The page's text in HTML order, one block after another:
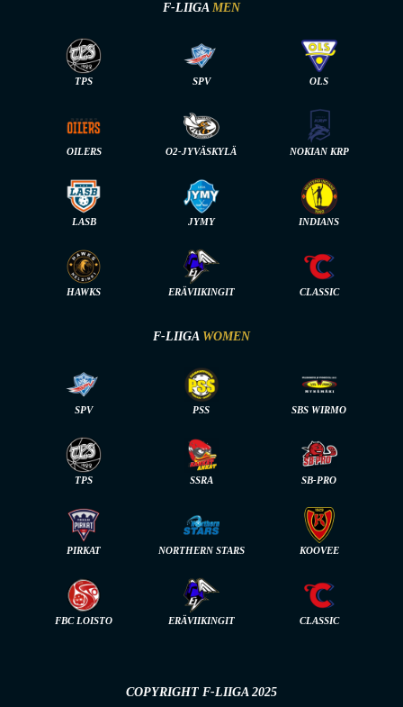
F-LIIGA MEN
TPS SPV OLS
OILERS O2-JYVÄSKYLÄ NOKIAN KRP
LASB JYMY INDIANS
HAWKS ERÄVIIKINGIT CLASSIC
F-LIIGA WOMEN
SPV PSS SBS WIRMO
TPS SSRA SB-PRO
PIRKAT NORTHERN STARS KOOVEE
FBC LOISTO ERÄVIIKINGIT CLASSIC
COPYRIGHT F-LIIGA 2025